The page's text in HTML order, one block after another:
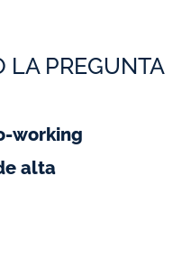
LA PREGUNTA
working
alta